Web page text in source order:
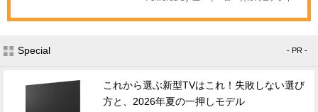
Special - PR -
これから選ぶ新型TVはこれ！失敗しない選び
方と、2026年夏の一押しモデル